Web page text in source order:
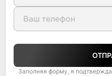
Заполняя форму, я